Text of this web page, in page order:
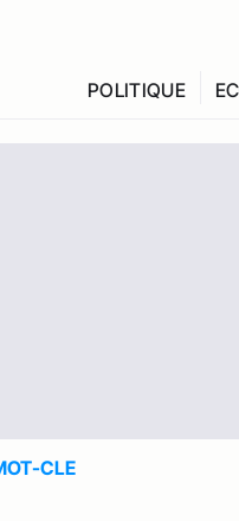
POLITIQUE
CLE